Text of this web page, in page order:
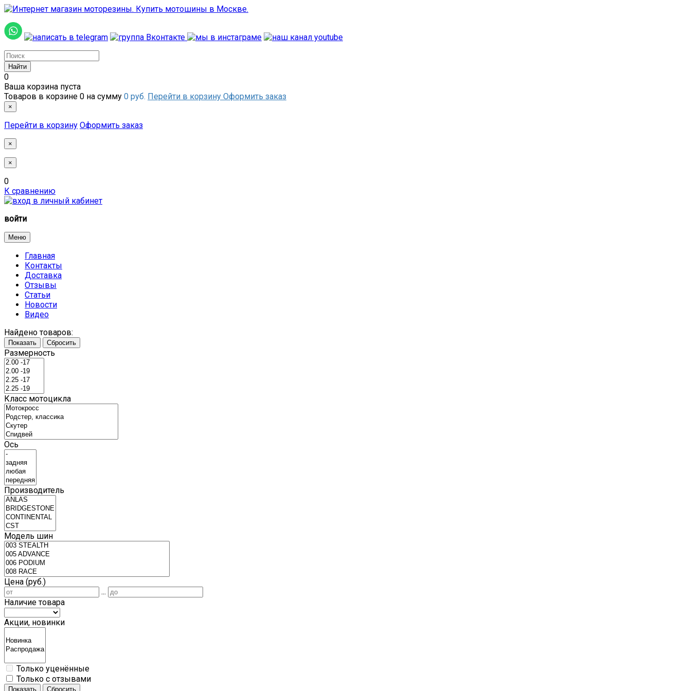
0
Ваша корзина пуста
Товаров в корзине 0 на сумму 0 руб. Перейти в корзину Оформить заказ
×
Перейти в корзину Оформить заказ
×
×
0
К сравнению
войти
Меню
Главная
Контакты
Доставка
Отзывы
Статьи
Новости
Видео
Найдено товаров:
Показать Сбросить
Размерность
Класс мотоцикла
Ось
Производитель
Модель шин
Цена (руб.)
...
Наличие товара
Акции, новинки
Только уценённые
Только с отзывами
Показать Сбросить